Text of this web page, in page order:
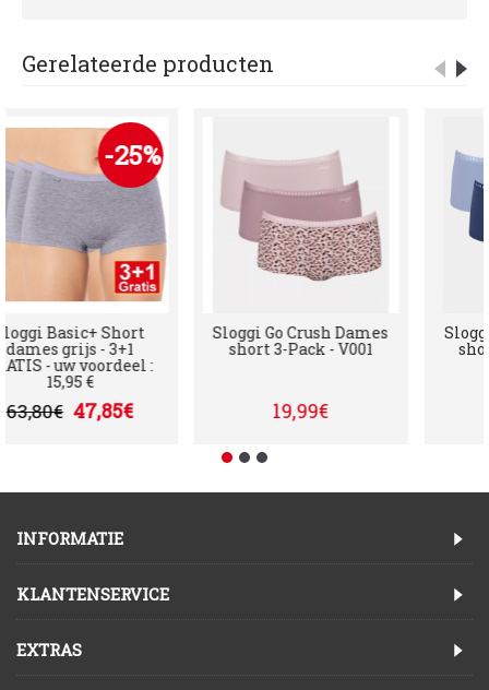
Gerelateerde producten
-25%
Sloggi Basic+ Short
dames grijs - 3+1
GRATIS - uw voordeel :
15,95 €
63,80€ 47,85€
Sloggi Go Crush Dames
short 3-Pack - V001
19,99€
INFORMATIE
KLANTENSERVICE
EXTRAS